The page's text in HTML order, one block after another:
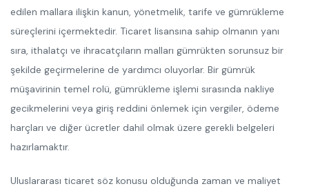
edilen mallara ilişkin kanun, yönetmelik, tarife ve gümrükleme
süreçlerini içermektedir. Ticaret lisansına sahip olmanın yanı
sıra, ithalatçı ve ihracatçıların malları gümrükten sorunsuz bir
şekilde geçirmelerine de yardımcı oluyorlar. Bir gümrük
müşavirinin temel rolü, gümrükleme işlemi sırasında nakliye
gecikmelerini veya giriş reddini önlemek için vergiler, ödeme
harçları ve diğer ücretler dahil olmak üzere gerekli belgeleri
hazırlamaktır.
Uluslararası ticaret söz konusu olduğunda zaman ve maliyet